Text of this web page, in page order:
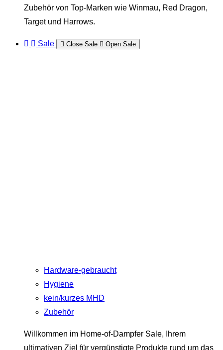
Zubehör von Top-Marken wie Winmau, Red Dragon,
Target und Harrows.
Sale Close Sale Open Sale
Hardware-gebraucht
Hygiene
kein/kurzes MHD
Zubehör
Willkommen im Home-of-Dampfer Sale, Ihrem
ultimativen Ziel für vergünstigte Produkte rund um das